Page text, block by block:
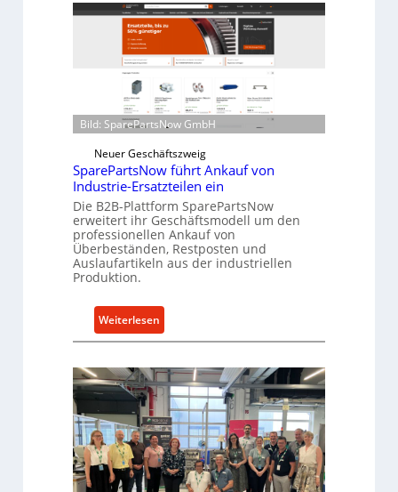
f
ü
r
i
n
d
i
k
t
e
A
n
e
e
l
l
o
e
n
t
i
c
e
l
t
X
0
-
P
l
a
t
f
o
r
Bild: SparePartsNow GmbH
Neuer Geschäftszweig
SparePartsNow führt Ankauf von
Industrie-Ersatzteilen ein
Die B2B-Plattform SparePartsNow
erweitert ihr Geschäftsmodell um den
professionellen Ankauf von
Überbeständen, Restposten und
Auslaufartikeln aus der industriellen
Produktion.
Weiterlesen:
S
a
r
P
a
r
t